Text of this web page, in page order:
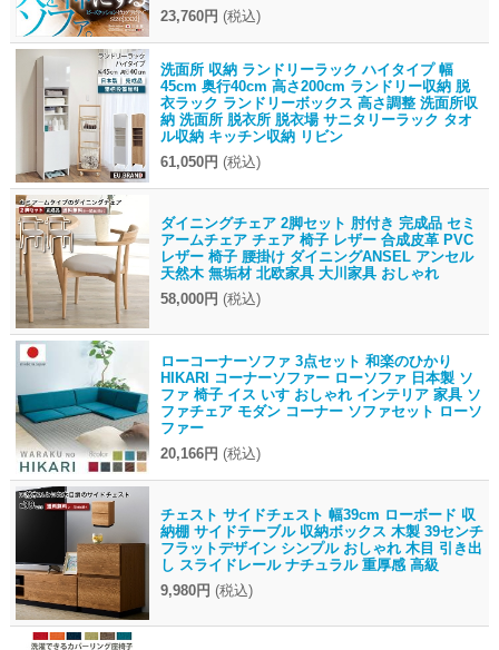
23,760円 (税込)
洗面所 収納 ランドリーラック ハイタイプ 幅
45cm 奥行40cm 高さ200cm ランドリー収納 脱
衣ラック ランドリーボックス 高さ調整 洗面所収
納 洗面所 脱衣所 脱衣場 サニタリーラック タオ
ル収納 キッチン収納 リビン
61,050円 (税込)
ダイニングチェア 2脚セット 肘付き 完成品 セミ
アームチェア チェア 椅子 レザー 合成皮革 PVC
レザー 椅子 腰掛け ダイニングANSEL アンセル
天然木 無垢材 北欧家具 大川家具 おしゃれ
58,000円 (税込)
ローコーナーソファ 3点セット 和楽のひかり
HIKARI コーナーソファー ローソファ 日本製 ソ
ファ 椅子 イス いす おしゃれ インテリア 家具 ソ
ファチェア モダン コーナー ソファセット ローソ
ファー
20,166円 (税込)
チェスト サイドチェスト 幅39cm ローボード 収
納棚 サイドテーブル 収納ボックス 木製 39センチ
フラットデザイン シンプル おしゃれ 木目 引き出
し スライドレール ナチュラル 重厚感 高級
9,980円 (税込)